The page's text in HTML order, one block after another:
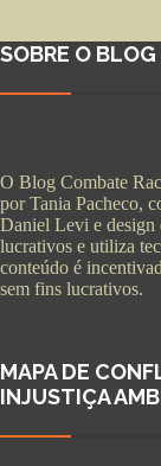
SOBRE O BLOG
O Blog Combate
por Tania Pacheco,
Daniel Levi e design
lucrativos e utiliza
conteúdo é
sem fins lucrativos.
MAPA DE
INJUSTIÇA